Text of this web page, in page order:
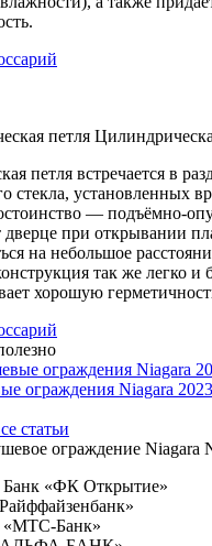
петля встречается в
стекла, установленных
— подъёмно-
дверце при открывании
на небольшое
так же легко и
хорошую
ограждения Niagara
статьи
ограждение Niagara